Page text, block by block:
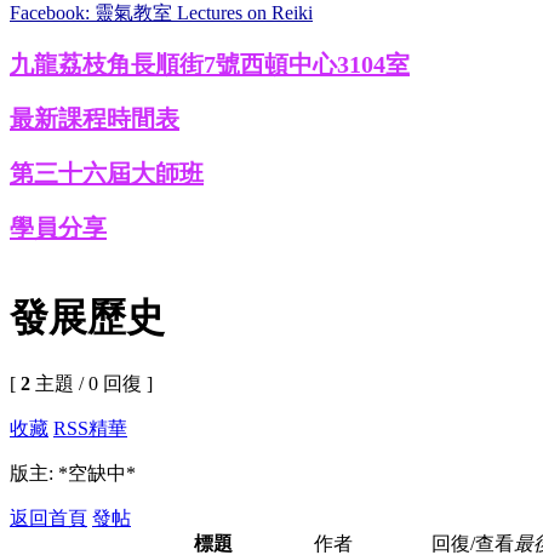
Facebook: 靈氣教室 Lectures on Reiki
九龍荔枝角長順街7號西頓中心3104室
最新課程時間表
第三十六屆大師班
學員分享
發展歷史
[ 2 主題 / 0 回復 ]
收藏 RSS精華
版主: *空缺中*
返回首頁 發帖
標題
作者 回復/查看最